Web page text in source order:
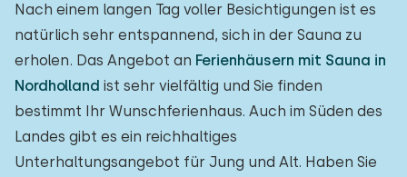
Nach einem langen Tag voller Besichtigungen ist es
natürlich sehr entspannend, sich in der Sauna zu
erholen. Das Angebot an Ferienhäusern mit Sauna in
Nordholland ist sehr vielfältig und Sie finden
bestimmt Ihr Wunschferienhaus. Auch im Süden des
Landes gibt es ein reichhaltiges
Unterhaltungsangebot für Jung und Alt. Haben Sie